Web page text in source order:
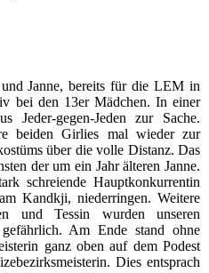
Janne, bereits für die LEM in
bei den 13er Mädchen. In einer
Jeder-gegen-Jeden zur Sache.
beiden Girlies mal wieder zur
über die volle Distanz. Das
der um ein Jahr älteren Janne.
schreiende Hauptkonkurrentin
Kandkji, niederringen. Weitere
und Tessin wurden unseren
Am Ende stand ohne
ganz oben auf dem Podest
Dies entsprach